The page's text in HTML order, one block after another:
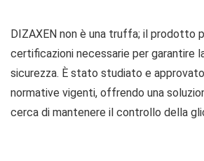
DIZAXEN non è una truffa; il prodotto
certificazioni necessarie per garantire
sicurezza. È stato studiato e
normative vigenti, offrendo una
cerca di mantenere il controllo della